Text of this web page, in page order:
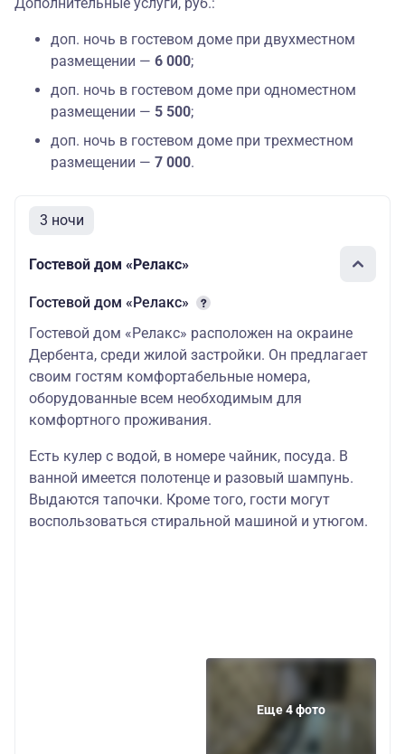
Дополнительные услуги, руб.:
доп. ночь в гостевом доме при двухместном
размещении — 6 000;
доп. ночь в гостевом доме при одноместном
размещении — 5 500;
доп. ночь в гостевом доме при трехместном
размещении — 7 000.
3 ночи
Гостевой дом «Релакс»
Гостевой дом «Релакс»
Гостевой дом «Релакс» расположен на окраине
Дербента, среди жилой застройки. Он предлагает
своим гостям комфортабельные номера,
оборудованные всем необходимым для
комфортного проживания.
Есть кулер с водой, в номере чайник, посуда. В
ванной имеется полотенце и разовый шампунь.
Выдаются тапочки. Кроме того, гости могут
воспользоваться стиральной машиной и утюгом.
Еще 4 фото